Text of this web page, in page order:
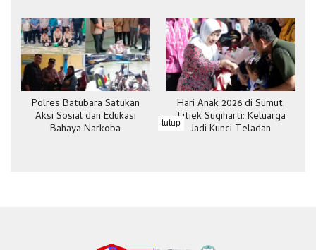
Polres Batubara Satukan
Aksi Sosial dan Edukasi
Bahaya Narkoba
Hari Anak 2026 di Sumut,
Titiek Sugiharti: Keluarga
Jadi Kunci Teladan
tutup